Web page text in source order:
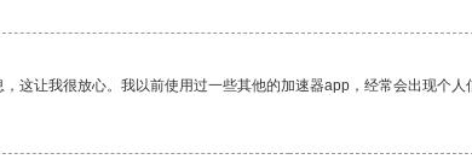
这让我很放心。我以前使用过一些其他的加速器app，经常会出现个人